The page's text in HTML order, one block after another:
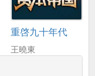
重啓九十年代
王曉東